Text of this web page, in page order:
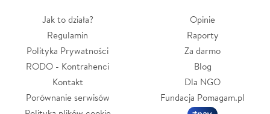
Jak to działa?
Regulamin
Polityka Prywatności
RODO - Kontrahenci
Kontakt
Porównanie serwisów
Opinie
Raporty
Za darmo
Blog
Dla NGO
Fundacja Pomagam.pl